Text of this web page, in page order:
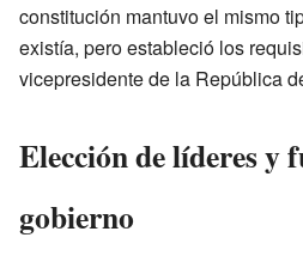
constitución mantuvo el mismo
existía, pero estableció los
vicepresidente de la República
Elección de líderes y
gobierno